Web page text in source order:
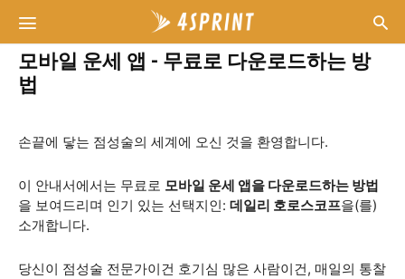
모바일 운세 앱 - 무료로 다운로드하는 방
법
손끝에 닿는 점성술의 세계에 오신 것을 환영합니다.
이 안내서에서는 무료로 모바일 운세 앱을 다운로드하는 방법
을 보여드리며 인기 있는 선택지인: 데일리 호로스코프을(를)
소개합니다.
당신이 점성술 전문가이건 호기심 많은 사람이건, 매일의 통찰